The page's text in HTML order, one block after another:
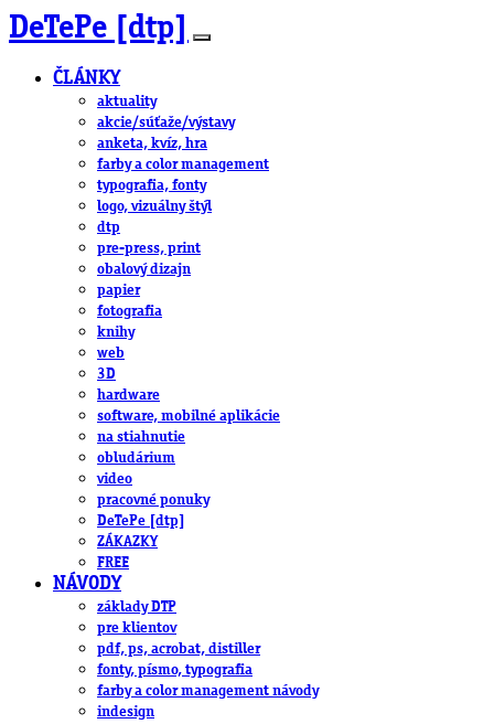
DeTePe [dtp]
ČLÁNKY
aktuality
akcie/súťaže/výstavy
anketa, kvíz, hra
farby a color management
typografia, fonty
logo, vizuálny štýl
dtp
pre-press, print
obalový dizajn
papier
fotografia
knihy
web
3D
hardware
software, mobilné aplikácie
na stiahnutie
obludárium
video
pracovné ponuky
DeTePe [dtp]
ZÁKAZKY
FREE
NÁVODY
základy DTP
pre klientov
pdf, ps, acrobat, distiller
fonty, písmo, typografia
farby a color management návody
indesign